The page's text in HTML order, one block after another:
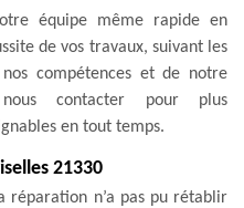
équipe même rapide en
de vos travaux, suivant les
compétences et de notre
contacter pour plus
en tout temps.
21330
réparation n’a pas pu rétablir